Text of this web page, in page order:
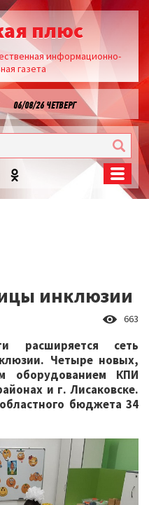
плюс
информационно-
газета
06/08/26 ЧЕТВЕРГ
инклюзии
663
расширяется сеть
Четыре новых,
оборудованием КПИ
и г. Лисаковске.
бюджета 34